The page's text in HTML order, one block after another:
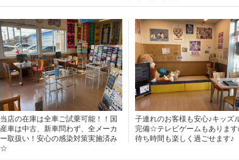
当店の在庫は全車ご試乗可能！！国
産車は中古、新車問わず、全メーカ
ー取扱い！安心の感染対策実施済み
☆
子連れのお客様も安心♪キッズ
完備☆テレビゲームもあります
待ち時間も楽しく過ごせます♪